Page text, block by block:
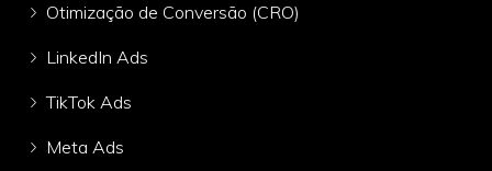
Otimização de Conversão (CRO)
LinkedIn Ads
TikTok Ads
Meta Ads